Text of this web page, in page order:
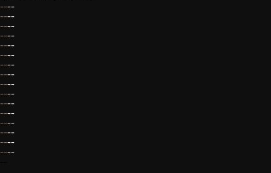
----
----
----
----
----
----
----
----
----
----
----
----
----
----
----
----